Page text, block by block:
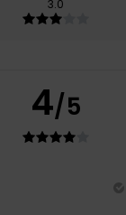
3.0
4/5